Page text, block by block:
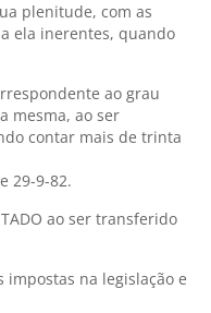
plenitude, com as
ela inerentes, quando
ao grau
mesma, ao ser
contar mais de trinta
29-9-82.
ao ser transferido
impostas na legislação e